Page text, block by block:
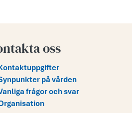
oss
på vården
frågor och svar